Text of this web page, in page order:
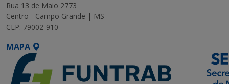
Rua 13 de Maio 2773
Centro - Campo Grande | MS
CEP: 79002-910
MAPA